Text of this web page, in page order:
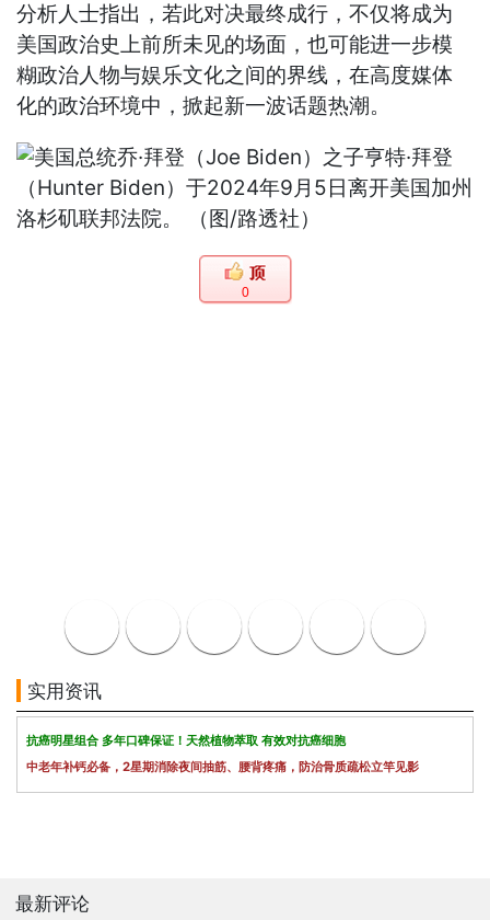
分析人士指出，若此对决最终成行，不仅将成为
美国政治史上前所未见的场面，也可能进一步模
糊政治人物与娱乐文化之间的界线，在高度媒体
化的政治环境中，掀起新一波话题热潮。
0
实用资讯
抗癌明星组合 多年口碑保证！天然植物萃取 有效对抗癌细胞
中老年补钙必备，2星期消除夜间抽筋、腰背疼痛，防治骨质疏松立竿见影
最新评论